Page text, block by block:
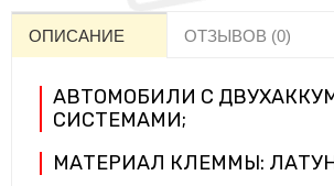
ОПИСАНИЕ ОТЗЫВОВ (0)
АВТОМОБИЛИ С
СИСТЕМАМИ;
МАТЕРИАЛ КЛЕММЫ: